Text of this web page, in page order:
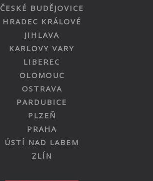
ČESKÉ BUDĚJOVICE
HRADEC KRÁLOVÉ
JIHLAVA
KARLOVY VARY
LIBEREC
OLOMOUC
OSTRAVA
PARDUBICE
PLZEŇ
PRAHA
ÚSTÍ NAD LABEM
ZLÍN